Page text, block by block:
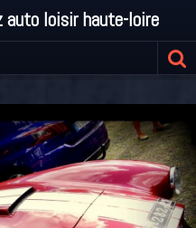
auto loisir haute-loire